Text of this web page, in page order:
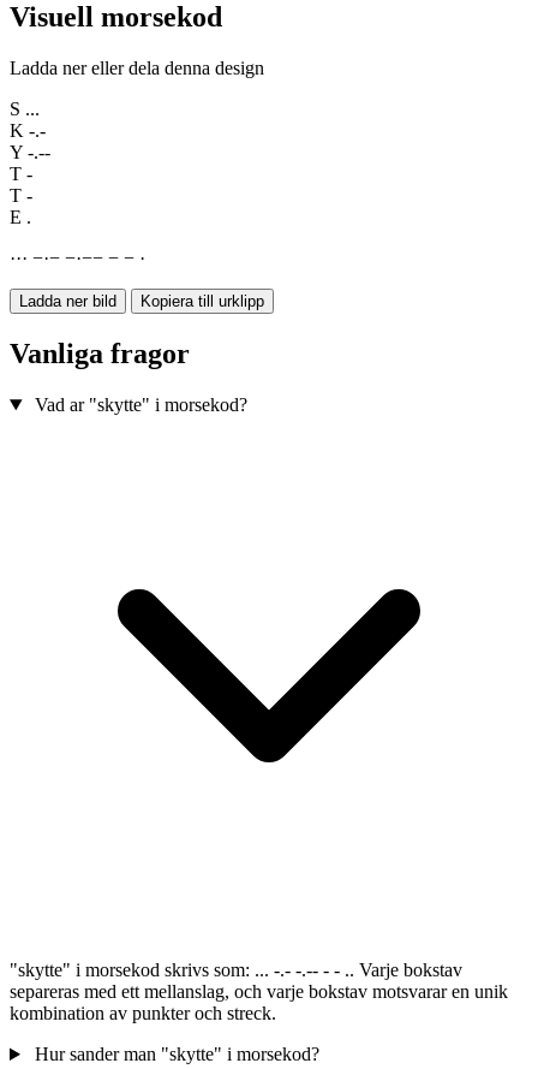
Visuell morsekod
Ladda ner eller dela denna design
S ...
K -.-
Y -.--
T -
T -
E .
··· −·− −·−− − − ·
Ladda ner bild Kopiera till urklipp
Vanliga fragor
Vad ar "skytte" i morsekod?
"skytte" i morsekod skrivs som: ... -.- -.-- - - .. Varje bokstav
separeras med ett mellanslag, och varje bokstav motsvarar en unik
kombination av punkter och streck.
Hur sander man "skytte" i morsekod?